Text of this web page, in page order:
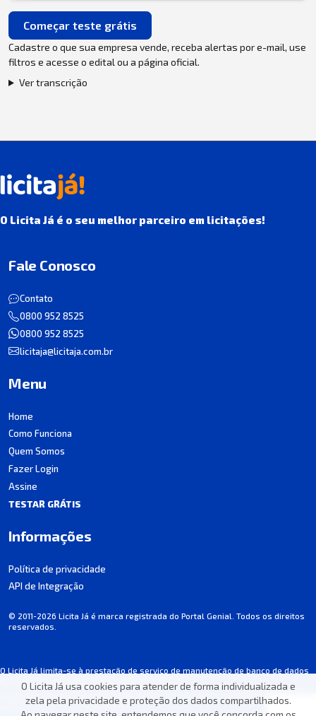
O Licita Já usa cookies para atender de forma individualizada e
zela pela privacidade e proteção dos dados compartilhados.
Começar teste grátis
Cadastre o que sua empresa vende, receba alertas por e-mail, use
filtros e acesse o edital ou a página oficial.
Ver transcrição
O Licita Já é o seu melhor parceiro em licitações!
O Licita Já limita-se à prestação de serviço de manutenção de banco de dados
de licitações, não participando dos processos.
Algumas informações podem apresentar incorreções involuntárias. Consulte
sempre o edital de cada licitação.
Fale Conosco
Contato
0800 952 8525
0800 952 8525
licitaja@licitaja.com.br
Menu
Home
Como Funciona
Quem Somos
Fazer Login
Assine
TESTAR GRÁTIS
Informações
Política de privacidade
API de Integração
© 2011-2026 Licita Já é marca registrada do Portal Genial. Todos os direitos
reservados.